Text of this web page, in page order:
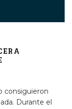
consiguieron
Durante el